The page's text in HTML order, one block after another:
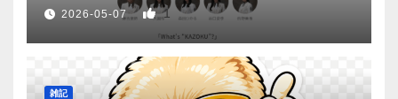
2026-05-07 1
雑記